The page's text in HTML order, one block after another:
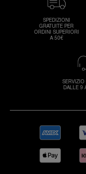
SPEDIZIONI
GRATUITE PER
ORDINI SUPERIORI
A 50€
SERVIZIO
DALLE 9